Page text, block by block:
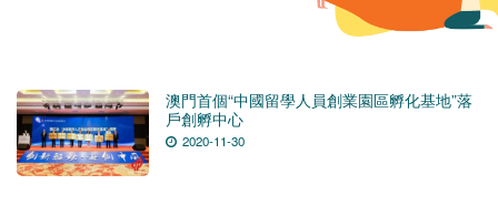
澳門首個“中國留學人員創業園區孵化基地”落
戶創孵中心
2020-11-30